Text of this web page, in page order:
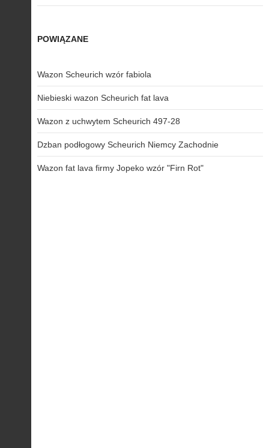
POWIĄZANE
Wazon Scheurich wzór fabiola
Niebieski wazon Scheurich fat lava
Wazon z uchwytem Scheurich 497-28
Dzban podłogowy Scheurich Niemcy Zachodnie
Wazon fat lava firmy Jopeko wzór "Firn Rot"